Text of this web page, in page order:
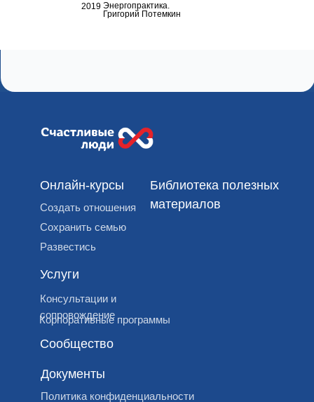
2019 Энергопрактика.
Григорий Потемкин
Онлайн-курсы
Создать отношения
Сохранить семью
Развестись
Услуги
Сообщество
Библиотека полезных
материалов
Консультации и
сопровождение
Корпоративные программы
Документы
Политика конфиденциальности